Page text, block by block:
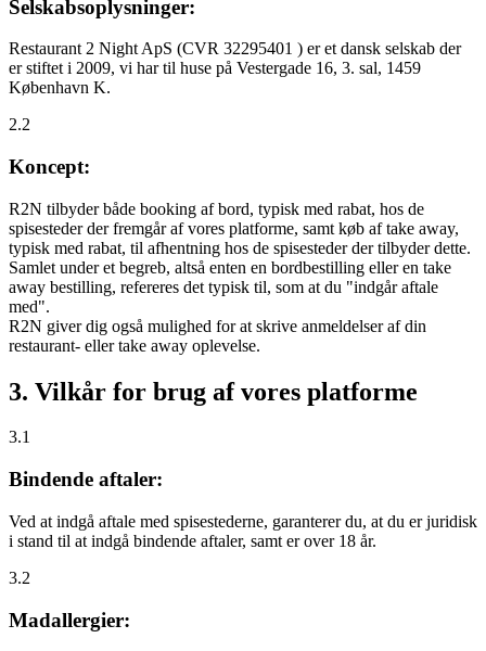
Selskabsoplysninger:
Restaurant 2 Night ApS (CVR 32295401 ) er et dansk selskab der
er stiftet i 2009, vi har til huse på Vestergade 16, 3. sal, 1459
København K.
2.2
Koncept:
R2N tilbyder både booking af bord, typisk med rabat, hos de
spisesteder der fremgår af vores platforme, samt køb af take away,
typisk med rabat, til afhentning hos de spisesteder der tilbyder dette.
Samlet under et begreb, altså enten en bordbestilling eller en take
away bestilling, refereres det typisk til, som at du "indgår aftale
med".
R2N giver dig også mulighed for at skrive anmeldelser af din
restaurant- eller take away oplevelse.
3. Vilkår for brug af vores platforme
3.1
Bindende aftaler:
Ved at indgå aftale med spisestederne, garanterer du, at du er juridisk
i stand til at indgå bindende aftaler, samt er over 18 år.
3.2
Madallergier: